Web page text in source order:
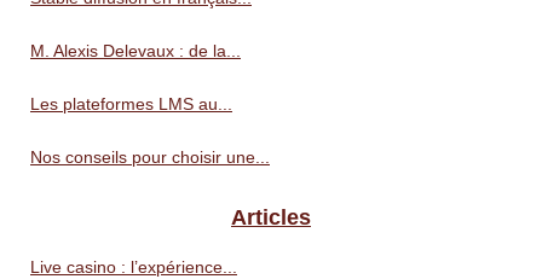
M. Alexis Delevaux : de la...
Les plateformes LMS au...
Nos conseils pour choisir une...
Articles
Live casino : l’expérience...